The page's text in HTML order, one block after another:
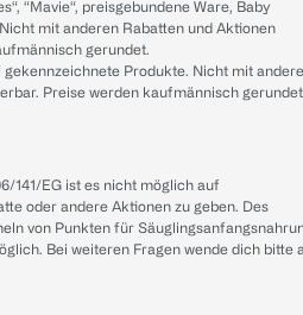
“Mavie“, preisgebundene Ware, Baby
mit anderen Rabatten und Aktionen
gerundet.
gekennzeichnete Produkte. Nicht mit
Preise werden kaufmännisch
141/EG ist es nicht möglich auf
oder andere Aktionen zu geben. Des
von Punkten für
Bei weiteren Fragen wende dich bitte